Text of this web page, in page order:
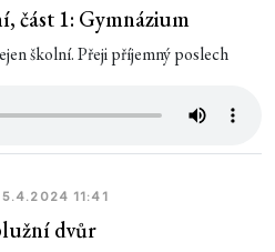
část 1: Gymnázium
školní. Přeji příjemný poslech
5.4.2024 11:41
dvůr